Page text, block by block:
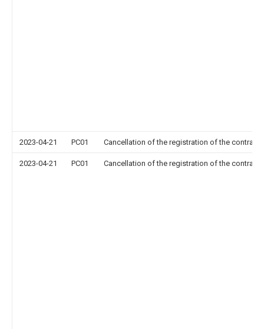
2023-04-21 PC01 Cancellation of the registration of the
2023-04-21 PC01 Cancellation of the registration of the